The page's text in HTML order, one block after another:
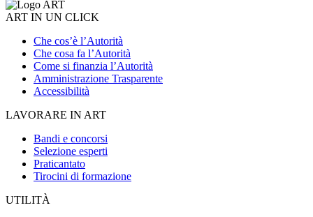
ART IN UN CLICK
Che cos’è l’Autorità
Che cosa fa l’Autorità
Come si finanzia l’Autorità
Amministrazione Trasparente
Accessibilità
LAVORARE IN ART
Bandi e concorsi
Selezione esperti
Praticantato
Tirocini di formazione
UTILITÀ